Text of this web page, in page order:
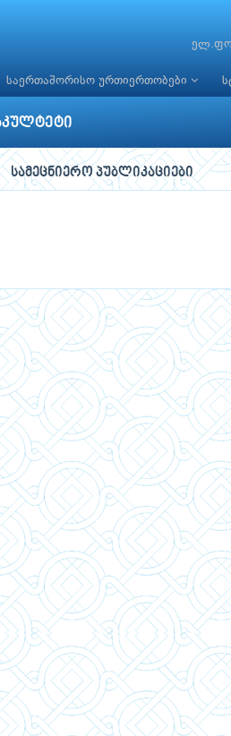
საერთაშორისო ურთიერთობები
სამეცნიერო პუბლიკაციები